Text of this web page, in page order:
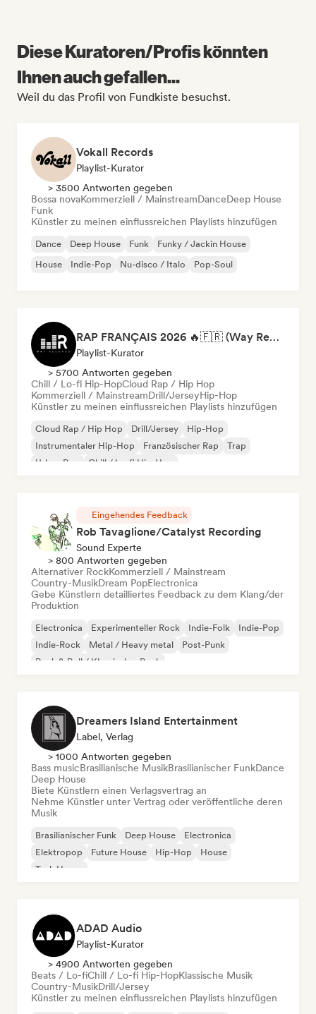
Diese Kuratoren/Profis könnten
Ihnen auch gefallen...
Weil du das Profil von Fundkiste besuchst.
Vokall Records
Playlist-Kurator
> 3500 Antworten gegeben
Bossa novaKommerziell / MainstreamDanceDeep House
Funk
Künstler zu meinen einflussreichen Playlists hinzufügen
Dance Deep House Funk
Funky / Jackin House
House
Indie-Pop Nu-disco / Italo Pop-Soul
RAP FRANÇAIS 2026 🔥🇫🇷 (Way Records)
Playlist-Kurator
> 5700 Antworten gegeben
Chill / Lo-fi Hip-HopCloud Rap / Hip Hop
Kommerziell / MainstreamDrill/JerseyHip-Hop
Künstler zu meinen einflussreichen Playlists hinzufügen
Cloud Rap / Hip Hop Drill/Jersey
Hip-Hop
Instrumentaler Hip-Hop
Französischer Rap
Trap
Urban Pop
Chill / Lo-fi Hip-Hop
Eingehendes Feedback
Rob Tavaglione/Catalyst Recording
Sound Experte
> 800 Antworten gegeben
Alternativer RockKommerziell / Mainstream
Country-MusikDream PopElectronica
Gebe Künstlern detailliertes Feedback zu dem Klang/der
Produktion
Electronica Experimenteller Rock Indie-Folk
Indie-Pop
Indie-Rock
Metal / Heavy metal
Post-Punk
Rock & Roll / Klassischer Rock
Dreamers Island Entertainment
Label, Verlag
> 1000 Antworten gegeben
Bass musicBrasilianische MusikBrasilianischer FunkDance
Deep House
Biete Künstlern einen Verlagsvertrag an
Nehme Künstler unter Vertrag oder veröffentliche deren
Musik
Brasilianischer Funk Deep House
Electronica
Elektropop
Future House Hip-Hop
House
Tech House
ADAD Audio
Playlist-Kurator
> 4900 Antworten gegeben
Beats / Lo-fiChill / Lo-fi Hip-HopKlassische Musik
Country-MusikDrill/Jersey
Künstler zu meinen einflussreichen Playlists hinzufügen